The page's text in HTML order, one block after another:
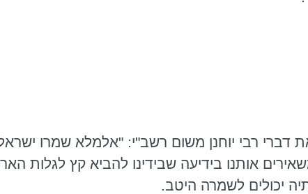
דברי רבי יוחנן משום רשב"י: "אלמלא שמרו
משאירים אותנו בידיעה שבידינו להביא קץ
יכולים לשמרה היטב.